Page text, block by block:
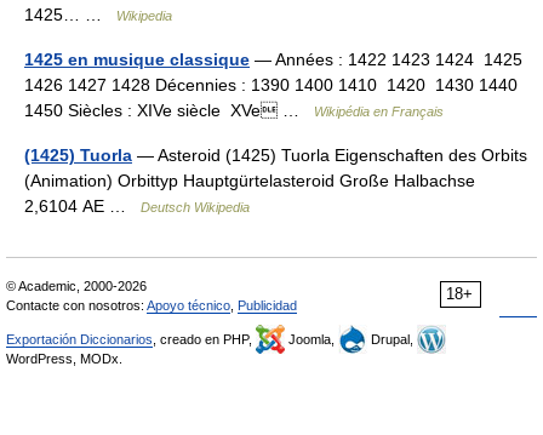
1425… …
Wikipedia
1425 en musique classique — Années : 1422 1423 1424 1425
1426 1427 1428 Décennies : 1390 1400 1410 1420 1430 1440
1450 Siècles : XIVe siècle XVe …
Wikipédia en Français
(1425) Tuorla — Asteroid (1425) Tuorla Eigenschaften des Orbits
(Animation) Orbittyp Hauptgürtelasteroid Große Halbachse
2,6104 AE …
Deutsch Wikipedia
18+
© Academic, 2000-2026
Contacte con nosotros: Apoyo técnico Publicidad
Exportación Diccionarios , creado en PHP, Joomla,
Drupal,
WordPress, MODx.